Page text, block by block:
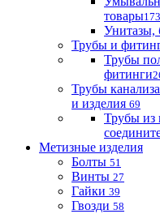
товары173
Унитазы,
Трубы и
Трубы
фитинги
Трубы
и изделия 69
Трубы
Метизные изделия
Болты 51
Винты 27
Гайки 39
Гвозди 58